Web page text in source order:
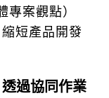
案觀點）
短產品開發
過協同作業